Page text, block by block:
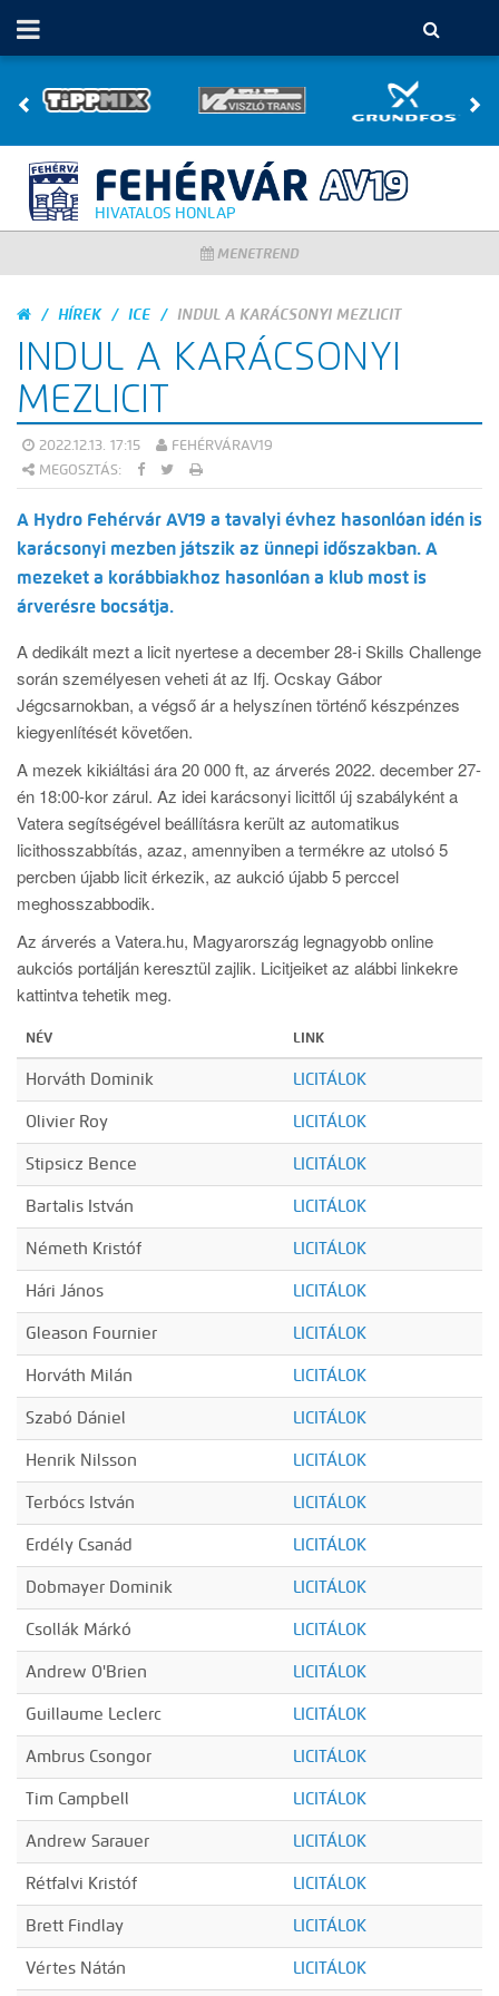
HIVATALOS HONLAP
MENETREND
HÍREK ICE INDUL A KARÁCSONYI MEZLICIT
INDUL A KARÁCSONYI
MEZLICIT
2022.12.13. 17:15
FEHÉRVÁRAV19
MEGOSZTÁS:
A Hydro Fehérvár AV19 a tavalyi évhez hasonlóan idén is
karácsonyi mezben játszik az ünnepi időszakban. A
mezeket a korábbiakhoz hasonlóan a klub most is
árverésre bocsátja.
A dedikált mezt a licit nyertese a december 28-i Skills Challenge
során személyesen veheti át az Ifj. Ocskay Gábor
Jégcsarnokban, a végső ár a helyszínen történő készpénzes
kiegyenlítését követően.
A mezek kikiáltási ára 20 000 ft, az árverés 2022. december 27-
én 18:00-kor zárul. Az idei karácsonyi licittől új szabályként a
Vatera segítségével beállításra került az automatikus
licithosszabbítás, azaz, amennyiben a termékre az utolsó 5
percben újabb licit érkezik, az aukció újabb 5 perccel
meghosszabbodik.
Az árverés a Vatera.hu, Magyarország legnagyobb online
aukciós portálján keresztül zajlik. Licitjeiket az alábbi linkekre
kattintva tehetik meg.
NÉV LINK
Horváth Dominik LICITÁLOK
Olivier Roy LICITÁLOK
Stipsicz Bence LICITÁLOK
Bartalis István LICITÁLOK
Németh Kristóf LICITÁLOK
Hári János LICITÁLOK
Gleason Fournier LICITÁLOK
Horváth Milán LICITÁLOK
Szabó Dániel LICITÁLOK
Henrik Nilsson LICITÁLOK
Terbócs István LICITÁLOK
Erdély Csanád LICITÁLOK
Dobmayer Dominik LICITÁLOK
Csollák Márkó LICITÁLOK
Andrew O'Brien LICITÁLOK
Guillaume Leclerc LICITÁLOK
Ambrus Csongor LICITÁLOK
Tim Campbell LICITÁLOK
Andrew Sarauer LICITÁLOK
Rétfalvi Kristóf LICITÁLOK
Brett Findlay LICITÁLOK
Vértes Nátán LICITÁLOK